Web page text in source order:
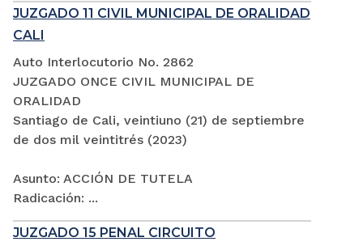
JUZGADO 11 CIVIL MUNICIPAL DE ORALIDAD
CALI
Auto Interlocutorio No. 2862
JUZGADO ONCE CIVIL MUNICIPAL DE
ORALIDAD
Santiago de Cali, veintiuno (21) de septiembre
de dos mil veintitrés (2023)
Asunto: ACCIÓN DE TUTELA
Radicación: ...
JUZGADO 15 PENAL CIRCUITO